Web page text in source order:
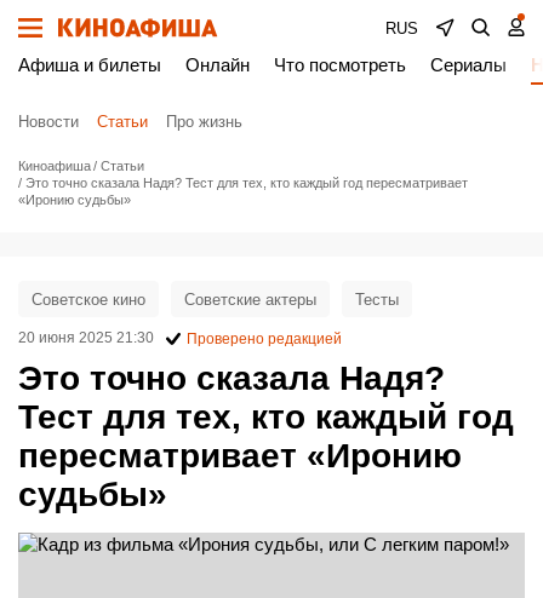
RUS
Афиша и билеты Онлайн Что посмотреть Сериалы
Новости Статьи Про жизнь
Киноафиша
Статьи
Это точно сказала Надя? Тест для тех, кто каждый год пересматривает
«Иронию судьбы»
Это точно сказала Надя?
Тест для тех, кто каждый год
пересматривает «Иронию
судьбы»
Советское кино Советские актеры Тесты
20 июня 2025 21:30 Проверено редакцией